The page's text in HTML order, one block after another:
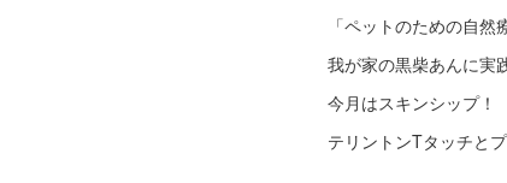
「ペットのための自然
我が家の黒柴あんに実
今月はスキンシップ！
テリントンTタッチと